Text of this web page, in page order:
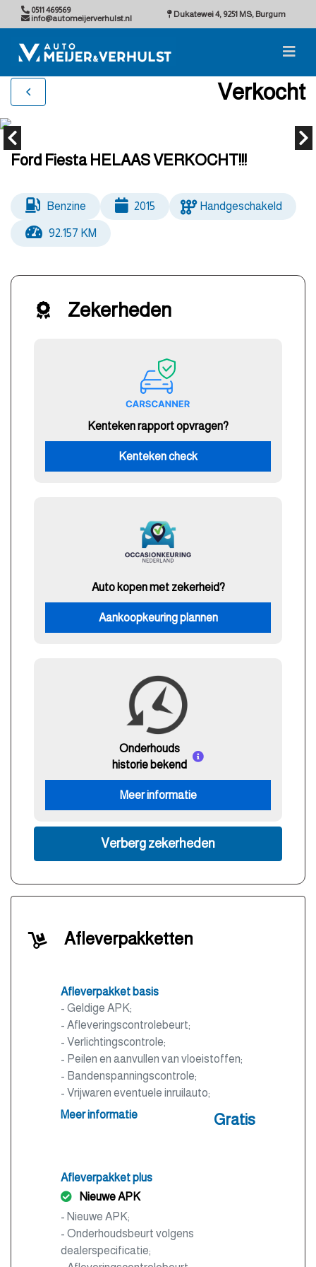
0511 469569
info@automeijerverhulst.nl
Dukatewei 4, 9251 MS, Burgum
Verkocht
Ford Fiesta HELAAS VERKOCHT!!!
Benzine 2015 Handgeschakeld
92.157 KM
Zekerheden
Kenteken rapport opvragen?
Kenteken check
Auto kopen met zekerheid?
Aankoopkeuring plannen
Onderhouds
historie bekend
Meer informatie
Verberg zekerheden
Afleverpakketten
Afleverpakket basis
- Geldige APK;
- Afleveringscontrolebeurt;
- Verlichtingscontrole;
- Peilen en aanvullen van vloeistoffen;
- Bandenspanningscontrole;
- Vrijwaren eventuele inruilauto;
- Auto is of wordt gepoetst.
Meer informatie Gratis
Afleverpakket plus
Nieuwe APK
- Nieuwe APK;
- Onderhoudsbeurt volgens
dealerspecificatie;